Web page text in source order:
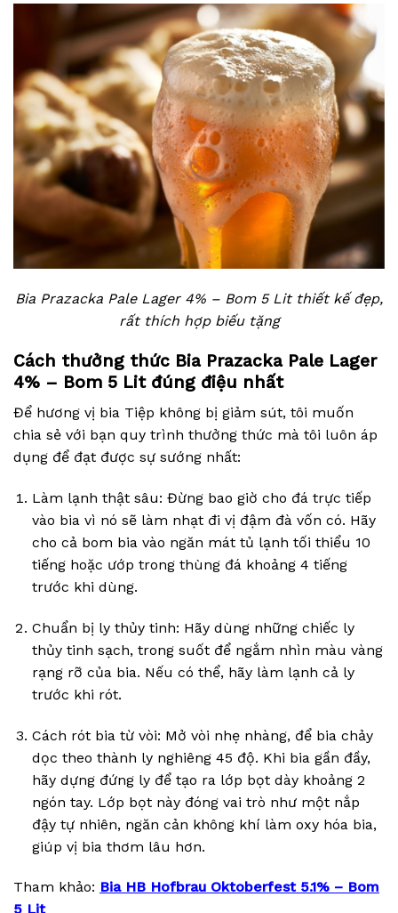
Bia Prazacka Pale Lager 4% – Bom 5 Lit thiết kế đẹp,
rất thích hợp biếu tặng
Cách thưởng thức Bia Prazacka Pale Lager
4% – Bom 5 Lit đúng điệu nhất
Để hương vị bia Tiệp không bị giảm sút, tôi muốn
chia sẻ với bạn quy trình thưởng thức mà tôi luôn áp
dụng để đạt được sự sướng nhất:
Làm lạnh thật sâu: Đừng bao giờ cho đá trực tiếp
vào bia vì nó sẽ làm nhạt đi vị đậm đà vốn có. Hãy
cho cả bom bia vào ngăn mát tủ lạnh tối thiểu 10
tiếng hoặc ướp trong thùng đá khoảng 4 tiếng
trước khi dùng.
Chuẩn bị ly thủy tinh: Hãy dùng những chiếc ly
thủy tinh sạch, trong suốt để ngắm nhìn màu vàng
rạng rỡ của bia. Nếu có thể, hãy làm lạnh cả ly
trước khi rót.
Cách rót bia từ vòi: Mở vòi nhẹ nhàng, để bia chảy
dọc theo thành ly nghiêng 45 độ. Khi bia gần đầy,
hãy dựng đứng ly để tạo ra lớp bọt dày khoảng 2
ngón tay. Lớp bọt này đóng vai trò như một nắp
đậy tự nhiên, ngăn cản không khí làm oxy hóa bia,
giúp vị bia thơm lâu hơn.
Tham khảo: Bia HB Hofbrau Oktoberfest 5.1% – Bom
5 Lit